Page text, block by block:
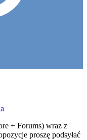
+ Forums) wraz z
proszę podsyłać